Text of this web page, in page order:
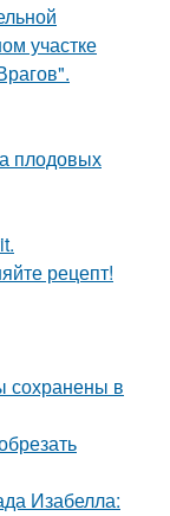
участке
плодовых
рецепт!
сохранены в
Изабелла: